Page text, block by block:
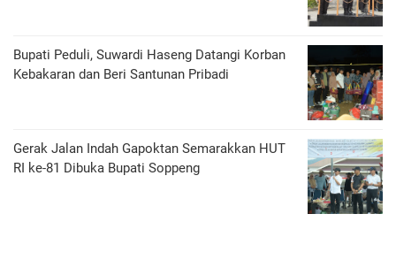
Bupati Peduli, Suwardi Haseng Datangi Korban
Kebakaran dan Beri Santunan Pribadi
Gerak Jalan Indah Gapoktan Semarakkan HUT
RI ke-81 Dibuka Bupati Soppeng